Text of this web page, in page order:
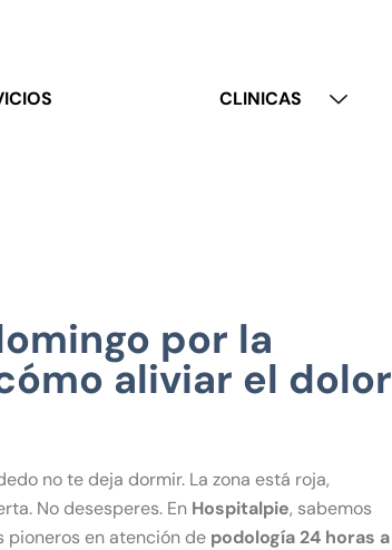
CLINICAS
por la
aliviar el dolor
no te deja dormir. La zona está roja,
No desesperes. En Hospitalpie, sabemos
pioneros en atención de podología 24 horas a